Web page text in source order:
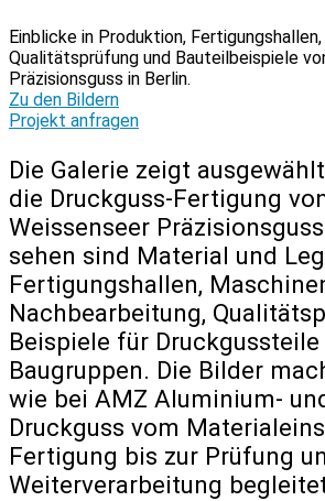
Einblicke in Produktion,
Qualitätsprüfung und Bauteilbeispiele
Präzisionsguss in Berlin.
Zu den Bildern
Projekt anfragen
Die Galerie zeigt
die Druckguss-Fertigung
Weissenseer
sehen sind Material und
Fertigungshallen,
Nachbearbeitung,
Beispiele für Druckgussteile
Baugruppen. Die Bilder
wie bei AMZ Aluminium-
Druckguss vom
Fertigung bis zur Prüfung
Weiterverarbeitung